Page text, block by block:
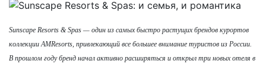
Sunscape Resorts & Spas — один из самых быстро растущих брендов курортов
коллекции AMResorts, привлекающий все большее внимание туристов из России.
В прошлом году бренд начал активно расширяться и открыл три новых отеля в